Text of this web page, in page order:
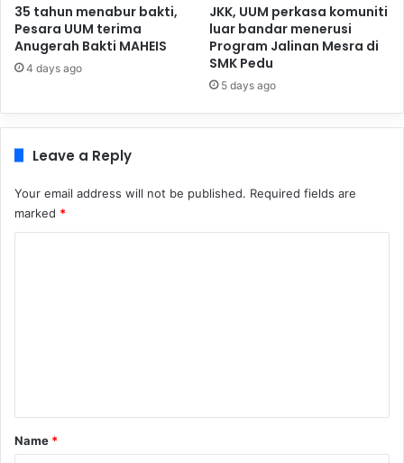
35 tahun menabur bakti,
Pesara UUM terima
Anugerah Bakti MAHEIS
4 days ago
JKK, UUM perkasa komuniti
luar bandar menerusi
Program Jalinan Mesra di
SMK Pedu
5 days ago
Leave a Reply
Your email address will not be published. Required fields are
marked *
*
Name *